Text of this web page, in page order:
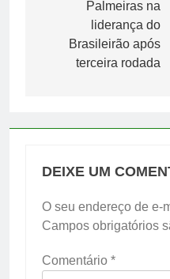
Palmeiras na
liderança do
Brasileirão após
terceira rodada
DEIXE UM
O seu endereço de e-
Campos obrigatórios
Comentário *